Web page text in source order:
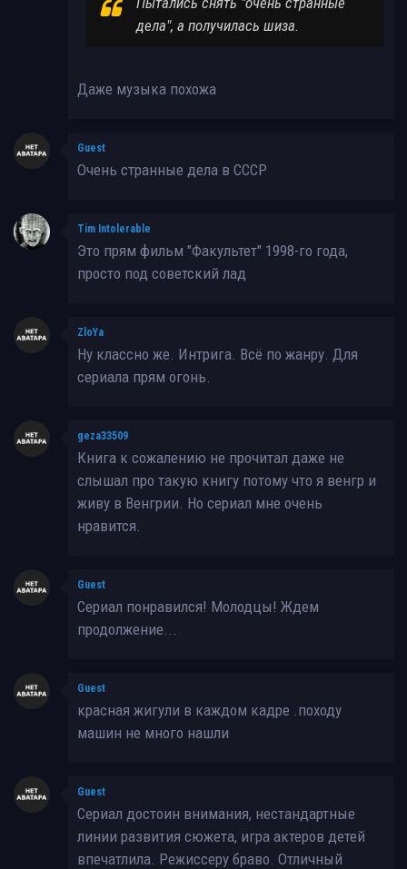
дела", а получилась шиза.
Даже музыка похожа
Guest
Очень странные дела в СССР
Tim Intolerable
Это прям фильм "Факультет" 1998-го года,
просто под советский лад
ZloYa
Ну классно же. Интрига. Всё по жанру. Для
сериала прям огонь.
geza33509
Книга к сожалению не прочитал даже не
слышал про такую книгу потому что я венгр и
живу в Венгрии. Но сериал мне очень
нравится.
Guest
Сериал понравился! Молодцы! Ждем
продолжение...
Guest
красная жигули в каждом кадре .походу
машин не много нашли
Guest
Сериал достоин внимания, нестандартные
линии развития сюжета, игра актеров детей
впечатлила. Режиссеру браво. Отличный